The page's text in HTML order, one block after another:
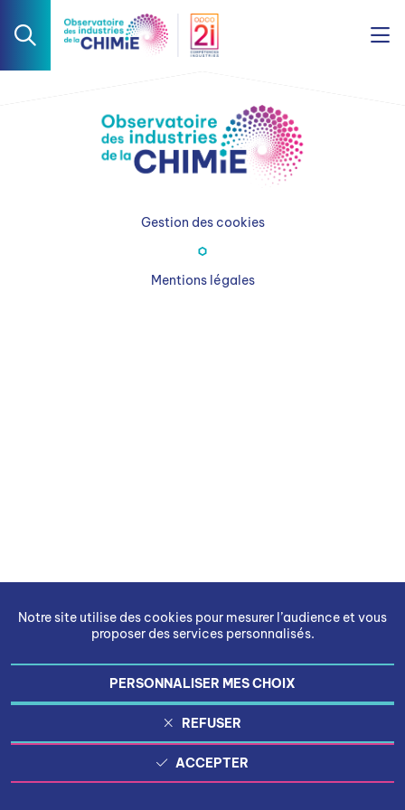
Notre site utilise des cookies pour mesurer l’audience et vous
proposer des services personnalisés.
PERSONNALISER MES CHOIX
REFUSER
ACCEPTER
Gestion des cookies
Mentions légales